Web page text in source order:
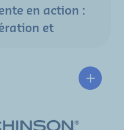
en action :
et